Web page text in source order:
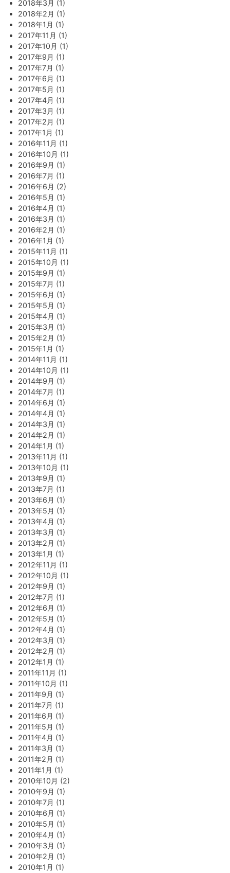
2018年3月 (1)
2018年2月 (1)
2018年1月 (1)
2017年11月 (1)
2017年10月 (1)
2017年9月 (1)
2017年7月 (1)
2017年6月 (1)
2017年5月 (1)
2017年4月 (1)
2017年3月 (1)
2017年2月 (1)
2017年1月 (1)
2016年11月 (1)
2016年10月 (1)
2016年9月 (1)
2016年7月 (1)
2016年6月 (2)
2016年5月 (1)
2016年4月 (1)
2016年3月 (1)
2016年2月 (1)
2016年1月 (1)
2015年11月 (1)
2015年10月 (1)
2015年9月 (1)
2015年7月 (1)
2015年6月 (1)
2015年5月 (1)
2015年4月 (1)
2015年3月 (1)
2015年2月 (1)
2015年1月 (1)
2014年11月 (1)
2014年10月 (1)
2014年9月 (1)
2014年7月 (1)
2014年6月 (1)
2014年4月 (1)
2014年3月 (1)
2014年2月 (1)
2014年1月 (1)
2013年11月 (1)
2013年10月 (1)
2013年9月 (1)
2013年7月 (1)
2013年6月 (1)
2013年5月 (1)
2013年4月 (1)
2013年3月 (1)
2013年2月 (1)
2013年1月 (1)
2012年11月 (1)
2012年10月 (1)
2012年9月 (1)
2012年7月 (1)
2012年6月 (1)
2012年5月 (1)
2012年4月 (1)
2012年3月 (1)
2012年2月 (1)
2012年1月 (1)
2011年11月 (1)
2011年10月 (1)
2011年9月 (1)
2011年7月 (1)
2011年6月 (1)
2011年5月 (1)
2011年4月 (1)
2011年3月 (1)
2011年2月 (1)
2011年1月 (1)
2010年10月 (2)
2010年9月 (1)
2010年7月 (1)
2010年6月 (1)
2010年5月 (1)
2010年4月 (1)
2010年3月 (1)
2010年2月 (1)
2010年1月 (1)